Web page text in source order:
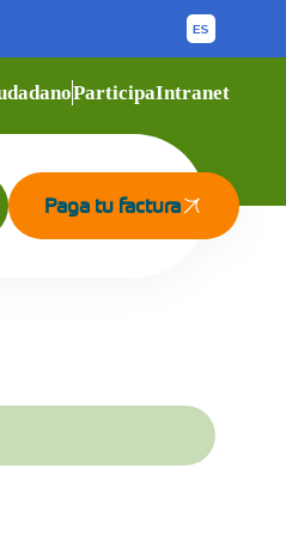
ParticipaIntranet
Paga tu factura